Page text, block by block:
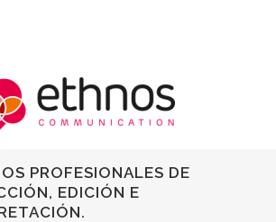
PROFESIONALES DE
EDICIÓN E